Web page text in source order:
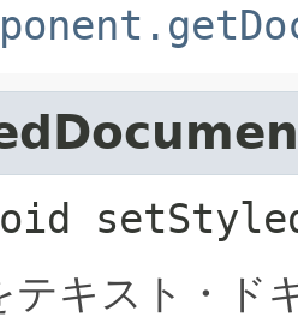
テキスト・ド